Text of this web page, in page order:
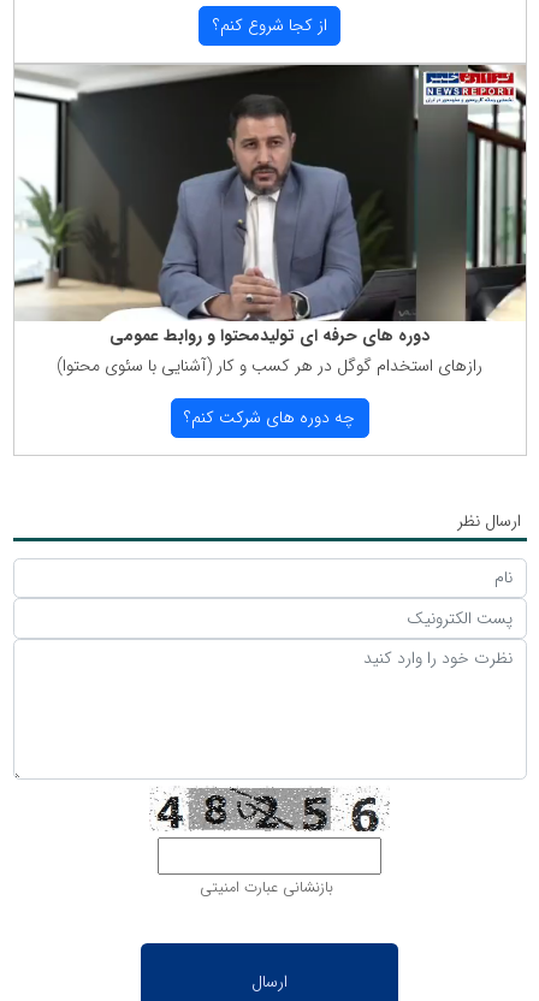
از كجا شروع كنم؟
دوره های حرفه ای تولیدمحتوا و روابط عمومی
رازهای استخدام گوگل در هر كسب و كار (آشنایی با سئوی محتوا)
چه دوره های شركت كنم؟
ارسال نظر
بازنشانی عبارت امنیتی